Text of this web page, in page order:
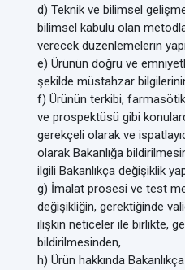
d) Teknik ve bilimsel
bilimsel kabulu olan
verecek düzenlemelerin
e) Ürünün doğru ve
şekilde müstahzar
f) Ürünün terkibi,
ve prospektüsü gibi
gerekçeli olarak ve
olarak Bakanlığa
ilgili Bakanlıkça değişiklik
g) İmalat prosesi ve test
değişikliğin, gerektiğinde
ilişkin neticeler ile birlikte,
bildirilmesinden,
h) Ürün hakkında